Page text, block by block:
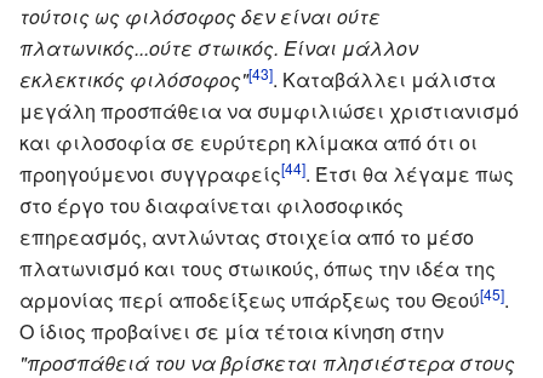
τούτοις ως φιλόσοφος δεν είναι ούτε
πλατωνικός...ούτε στωικός. Είναι μάλλον
εκλεκτικός φιλόσοφος"[43]. Καταβάλλει μάλιστα
μεγάλη προσπάθεια να συμφιλιώσει χριστιανισμό
και φιλοσοφία σε ευρύτερη κλίμακα από ότι οι
προηγούμενοι συγγραφείς[44]. Έτσι θα λέγαμε πως
στο έργο του διαφαίνεται φιλοσοφικός
επηρεασμός, αντλώντας στοιχεία από το μέσο
πλατωνισμό και τους στωικούς, όπως την ιδέα της
αρμονίας περί αποδείξεως υπάρξεως του Θεού[45].
Ο ίδιος προβαίνει σε μία τέτοια κίνηση στην
"προσπάθειά του να βρίσκεται πλησιέστερα στους